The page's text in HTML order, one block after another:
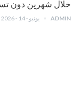
خلال شهرين دون
ADMIN يونيو - 14 - 2026